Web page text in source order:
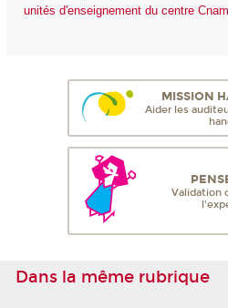
unités d'enseignement du centre
MISSION
Aider les
Validation
Dans la même rubrique